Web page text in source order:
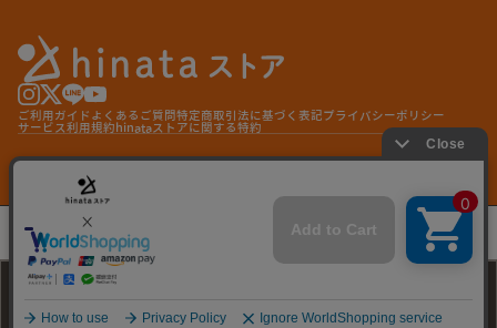
ツバキ油を配合した特殊加工で手ざわりも良く、ふんわりと
柔らかな仕上がりです
【基本情報】
サイズ；約 31 × 110cm
素材；綿 50%・バンブーレーヨン50%
【再入荷】ULTRA GOOD LUCK（ウルトラグ
ッドラック）旅のてぬぐい / 葉
¥3,960
ご利用ガイド よくあるご質問特定商取引法に基づく表記プライバシーポリシー
サービス利用規約hinataストアに関する特約